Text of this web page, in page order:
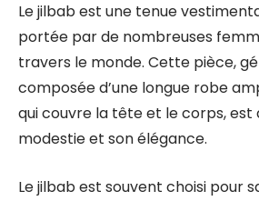
Le jilbab est une tenue
portée par de nombreuses
travers le monde. Cette pièce,
composée d’une longue robe
qui couvre la tête et le corps,
modestie et son élégance.
Le jilbab est souvent choisi pour